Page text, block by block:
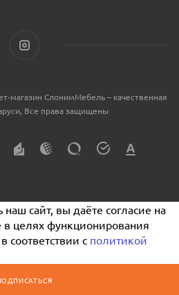
магазин СлонимМебель – качественная
Все права защищены
сайт, вы даёте согласие на
целях функционирования
соответствии с политикой